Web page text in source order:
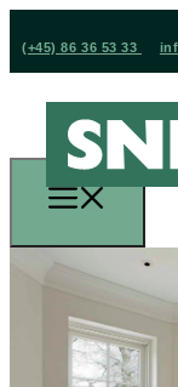
(+45) 86 36 53 33